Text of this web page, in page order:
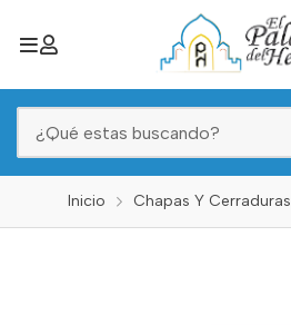
Inicio Chapas Y Cerraduras